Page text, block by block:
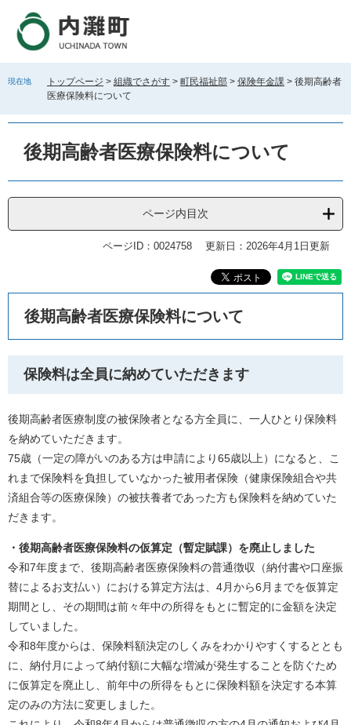
す
し
現在地 トップページ > 組織でさがす > 町民福祉部 > 保険年金課 > 後期高齢者
医療保険料について
後期高齢者医療保険料について
ページ内目次
ページID：0024758 更新日：2026年4月1日更新
​​後期高齢者医療保険料について​
保険料は全員に納めていただきます
​後期高齢者医療制度の被保険者となる方全員に、一人ひとり保険料
を納めていただきます。
75歳（一定の障がいのある方は申請により65歳以上）になると、こ
れまで保険料を負担していなかった被用者保険（健康保険組合や共
済組合等の医療保険）の被扶養者であった方も保険料を納めていた
だきます。
・後期高齢者医療保険料の仮算定（暫定賦課）を廃止しました​
令和7年度まで、後期高齢者医療保険料の普通徴収（納付書や口座振
替によるお支払い）における算定方法は、4月から6月までを仮算定
期間とし、その期間は前々年中の所得をもとに暫定的に金額を決定
していました。
令和8年度からは、保険料額決定のしくみをわかりやすくするととも
に、納付月によって納付額に大幅な増減が発生することを防ぐため
に仮算定を廃止し、前年中の所得をもとに保険料額を決定する本算
定のみの方法に変更しました。